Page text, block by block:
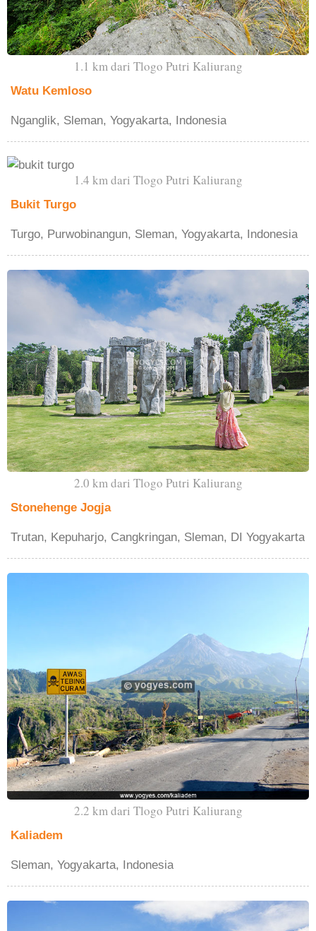
1.1 km dari Tlogo Putri Kaliurang
Watu Kemloso
Nganglik, Sleman, Yogyakarta, Indonesia
1.4 km dari Tlogo Putri Kaliurang
Bukit Turgo
Turgo, Purwobinangun, Sleman, Yogyakarta, Indonesia
2.0 km dari Tlogo Putri Kaliurang
Stonehenge Jogja
Trutan, Kepuharjo, Cangkringan, Sleman, DI Yogyakarta
2.2 km dari Tlogo Putri Kaliurang
Kaliadem
Sleman, Yogyakarta, Indonesia